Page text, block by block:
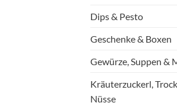
Dips & Pesto
Geschenke & Boxen
Gewürze, Suppen &
Kräuterzuckerl,
Nüsse